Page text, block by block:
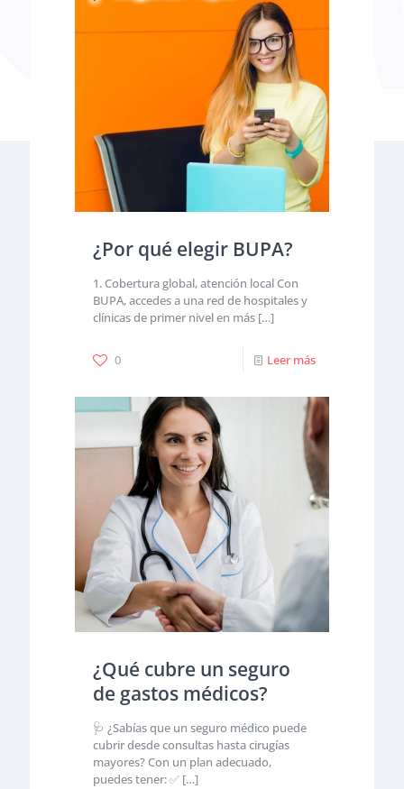
¿Por qué elegir BUPA?
1. Cobertura global, atención local Con
BUPA, accedes a una red de hospitales y
clínicas de primer nivel en más […]
0 Leer más
¿Qué cubre un seguro
de gastos médicos?
🩺 ¿Sabías que un seguro médico puede
cubrir desde consultas hasta cirugías
mayores? Con un plan adecuado,
puedes tener: ✅ […]